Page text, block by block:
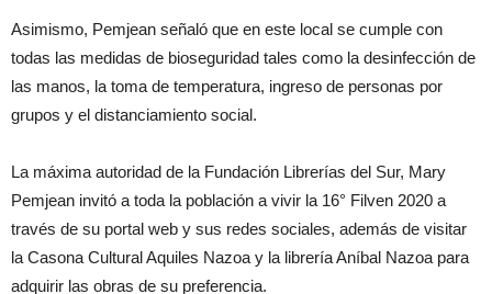
Asimismo, Pemjean señaló que en este local se cumple con
todas las medidas de bioseguridad tales como la desinfección de
las manos, la toma de temperatura, ingreso de personas por
grupos y el distanciamiento social.
La máxima autoridad de la Fundación Librerías del Sur, Mary
Pemjean invitó a toda la población a vivir la 16° Filven 2020 a
través de su portal web y sus redes sociales, además de visitar
la Casona Cultural Aquiles Nazoa y la librería Aníbal Nazoa para
adquirir las obras de su preferencia.